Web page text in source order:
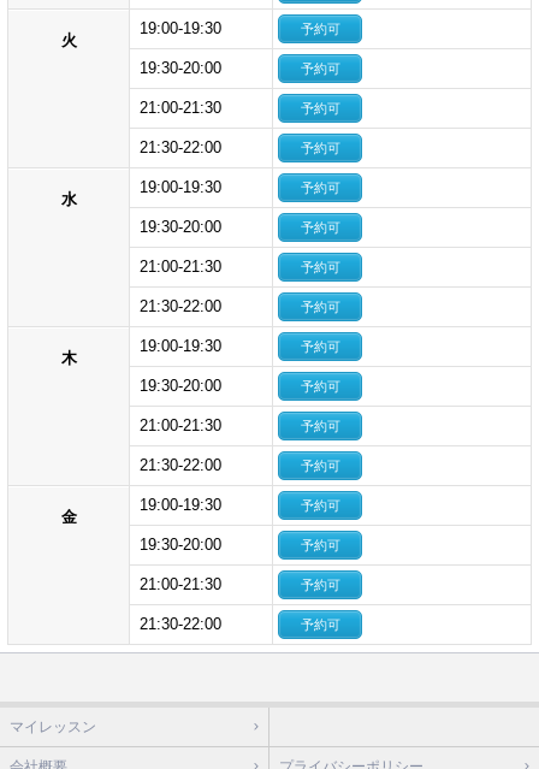
火
19:00-19:30 予約可
19:30-20:00 予約可
21:00-21:30 予約可
21:30-22:00 予約可
水
19:00-19:30 予約可
19:30-20:00 予約可
21:00-21:30 予約可
21:30-22:00 予約可
木
19:00-19:30 予約可
19:30-20:00 予約可
21:00-21:30 予約可
21:30-22:00 予約可
金
19:00-19:30 予約可
19:30-20:00 予約可
21:00-21:30 予約可
21:30-22:00 予約可
マイレッスン